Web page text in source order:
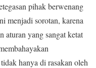
pihak berwenang
menjadi sorotan, karena
aturan yang sangat ketat
hanya di rasakan oleh